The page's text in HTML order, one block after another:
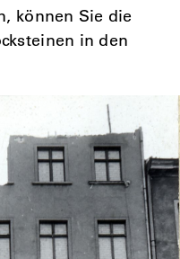
können Sie die
in den